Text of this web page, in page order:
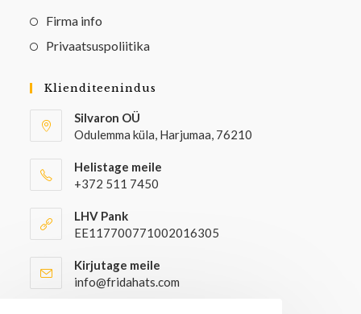
Firma info
Privaatsuspoliitika
Klienditeenindus
Silvaron OÜ
Odulemma küla, Harjumaa, 76210
Helistage meile
+372 511 7450
LHV Pank
EE117700771002016305
Kirjutage meile
info@fridahats.com